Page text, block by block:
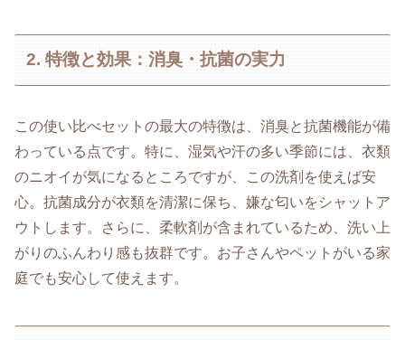
2. 特徴と効果：消臭・抗菌の実力
この使い比べセットの最大の特徴は、消臭と抗菌機能が備
わっている点です。特に、湿気や汗の多い季節には、衣類
のニオイが気になるところですが、この洗剤を使えば安
心。抗菌成分が衣類を清潔に保ち、嫌な匂いをシャットア
ウトします。さらに、柔軟剤が含まれているため、洗い上
がりのふんわり感も抜群です。お子さんやペットがいる家
庭でも安心して使えます。